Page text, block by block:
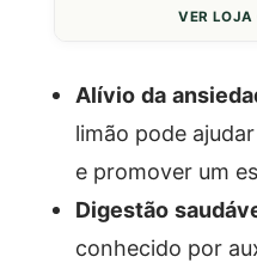
VER
Alívio da
limão pode
e promover um
Digestão
conhecido por